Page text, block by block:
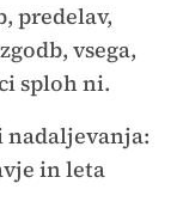
predelav,
vsega,
sploh ni.
nadaljevanja:
in leta